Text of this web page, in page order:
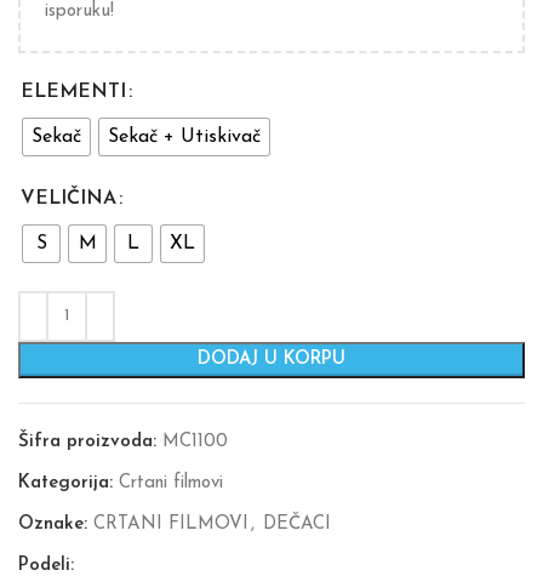
isporuku!
ELEMENTI
Sekač Sekač + Utiskivač
VELIČINA
S M L XL
DODAJ U KORPU
Šifra proizvoda: MC1100
Kategorija: Crtani filmovi
Oznake: CRTANI FILMOVI , DEČACI
Podeli: